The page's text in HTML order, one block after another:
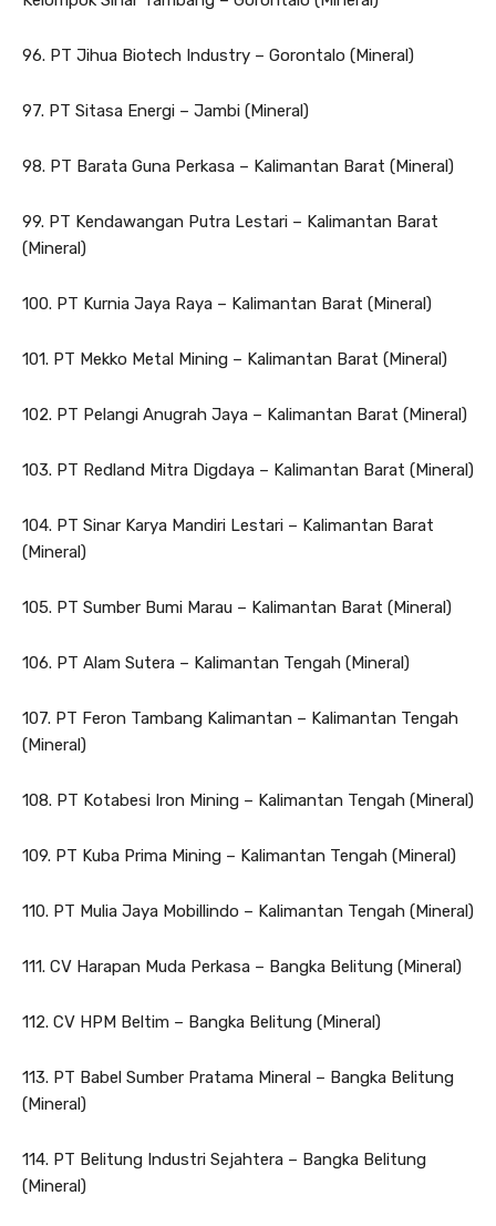
96. PT Jihua Biotech Industry – Gorontalo (Mineral)
97. PT Sitasa Energi – Jambi (Mineral)
98. PT Barata Guna Perkasa – Kalimantan Barat (Mineral)
99. PT Kendawangan Putra Lestari – Kalimantan Barat
(Mineral)
100. PT Kurnia Jaya Raya – Kalimantan Barat (Mineral)
101. PT Mekko Metal Mining – Kalimantan Barat (Mineral)
102. PT Pelangi Anugrah Jaya – Kalimantan Barat (Mineral)
103. PT Redland Mitra Digdaya – Kalimantan Barat (Mineral)
104. PT Sinar Karya Mandiri Lestari – Kalimantan Barat
(Mineral)
105. PT Sumber Bumi Marau – Kalimantan Barat (Mineral)
106. PT Alam Sutera – Kalimantan Tengah (Mineral)
107. PT Feron Tambang Kalimantan – Kalimantan Tengah
(Mineral)
108. PT Kotabesi Iron Mining – Kalimantan Tengah (Mineral)
109. PT Kuba Prima Mining – Kalimantan Tengah (Mineral)
110. PT Mulia Jaya Mobillindo – Kalimantan Tengah (Mineral)
111. CV Harapan Muda Perkasa – Bangka Belitung (Mineral)
112. CV HPM Beltim – Bangka Belitung (Mineral)
113. PT Babel Sumber Pratama Mineral – Bangka Belitung
(Mineral)
114. PT Belitung Industri Sejahtera – Bangka Belitung
(Mineral)